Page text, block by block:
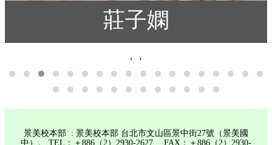
莊子嫻
‹ ›
景美校本部 : 景美校本部 台北市文山區景中街27號（景美國
中）。 TEL：＋886（2）2930-2627 、FAX：＋886（2）2930-